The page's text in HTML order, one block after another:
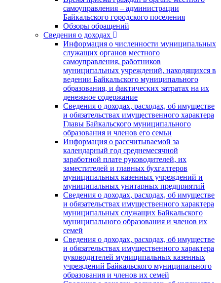
самоуправления – администрации
Байкальского городского поселения
Обзоры обращений
Сведения о доходах
Информация о численности муниципальных
служащих органов местного
самоуправления, работников
муниципальных учреждений, находящихся в
ведении Байкальского муниципального
образования, и фактических затратах на их
денежное содержание
Сведения о доходах, расходах, об имуществе
и обязательствах имущественного характера
Главы Байкальского муниципального
образования и членов его семьи
Информация о рассчитываемой за
календарный год среднемесячной
заработной плате руководителей, их
заместителей и главных бухгалтеров
муниципальных казенных учреждений и
муниципальных унитарных предприятий
Сведения о доходах, расходах, об имуществе
и обязательствах имущественного характера
муниципальных служащих Байкальского
муниципального образования и членов их
семей
Сведения о доходах, расходах, об имуществе
и обязательствах имущественного характера
руководителей муниципальных казенных
учреждений Байкальского муниципального
образования и членов их семей